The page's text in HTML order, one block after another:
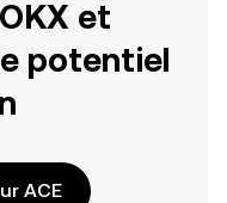
et
potentiel
ACE